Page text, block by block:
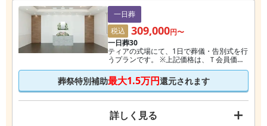
一日葬
税込
309,000円〜
一日葬30
ティアの式場にて、1日で葬儀・告別式を行
うプランです。 ※上記価格は、Ｔ会員価格
です。
葬祭特別補助最大1.5万円還元されます
詳しく見る